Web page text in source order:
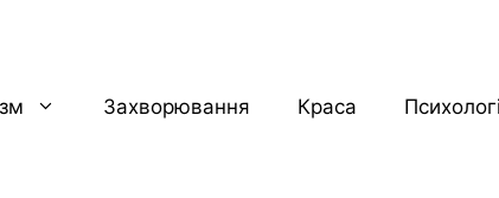
Захворювання Краса